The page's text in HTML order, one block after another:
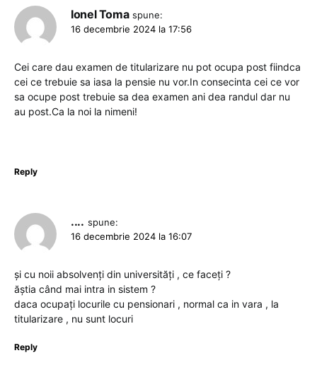
Ionel Toma spune:
16 decembrie 2024 la 17:56
Cei care dau examen de titularizare nu pot ocupa post fiindca
cei ce trebuie sa iasa la pensie nu vor.In consecinta cei ce vor
sa ocupe post trebuie sa dea examen ani dea randul dar nu
au post.Ca la noi la nimeni!
Reply
.... spune:
16 decembrie 2024 la 16:07
și cu noii absolvenți din universități , ce faceți ?
ăștia când mai intra in sistem ?
daca ocupați locurile cu pensionari , normal ca in vara , la
titularizare , nu sunt locuri
Reply